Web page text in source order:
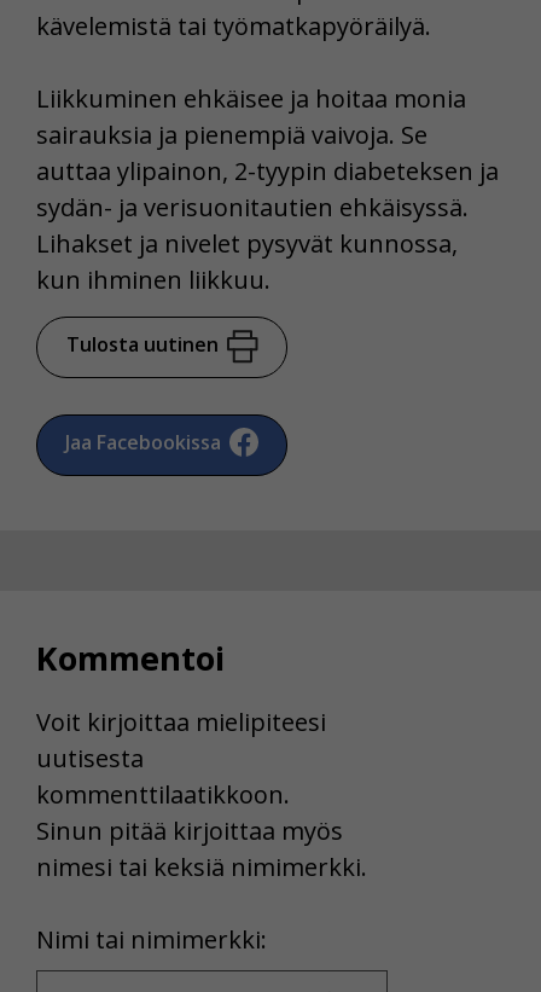
kävelemistä tai työmatkapyöräilyä.
Liikkuminen ehkäisee ja hoitaa monia
sairauksia ja pienempiä vaivoja. Se
auttaa ylipainon, 2-tyypin diabeteksen ja
sydän- ja verisuonitautien ehkäisyssä.
Lihakset ja nivelet pysyvät kunnossa,
kun ihminen liikkuu.
Tulosta uutinen
Jaa Facebookissa
Kommentoi
Voit kirjoittaa mielipiteesi
uutisesta
kommenttilaatikkoon.
Sinun pitää kirjoittaa myös
nimesi tai keksiä nimimerkki.
Nimi tai nimimerkki:
Name
Voit valita, hyväksytkö näiden evästeiden käytön.